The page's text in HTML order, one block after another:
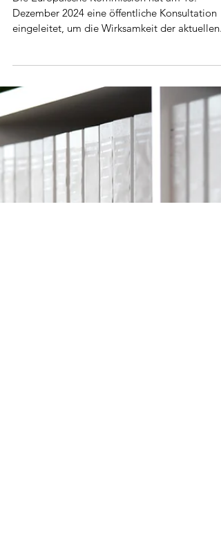
Vergaberichtlinien
Dezember 2024 eine öffentliche Konsultation
eingeleitet, um die Wirksamkeit der aktuellen...